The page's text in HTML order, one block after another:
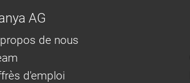
AG
de nous
d'emploi